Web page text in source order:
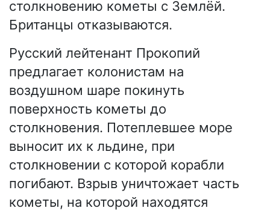
столкновению кометы с Землёй.
Британцы отказываются.
Русский лейтенант Прокопий
предлагает колонистам на
воздушном шаре покинуть
поверхность кометы до
столкновения. Потеплевшее море
выносит их к льдине, при
столкновении с которой корабли
погибают. Взрыв уничтожает часть
кометы, на которой находятся